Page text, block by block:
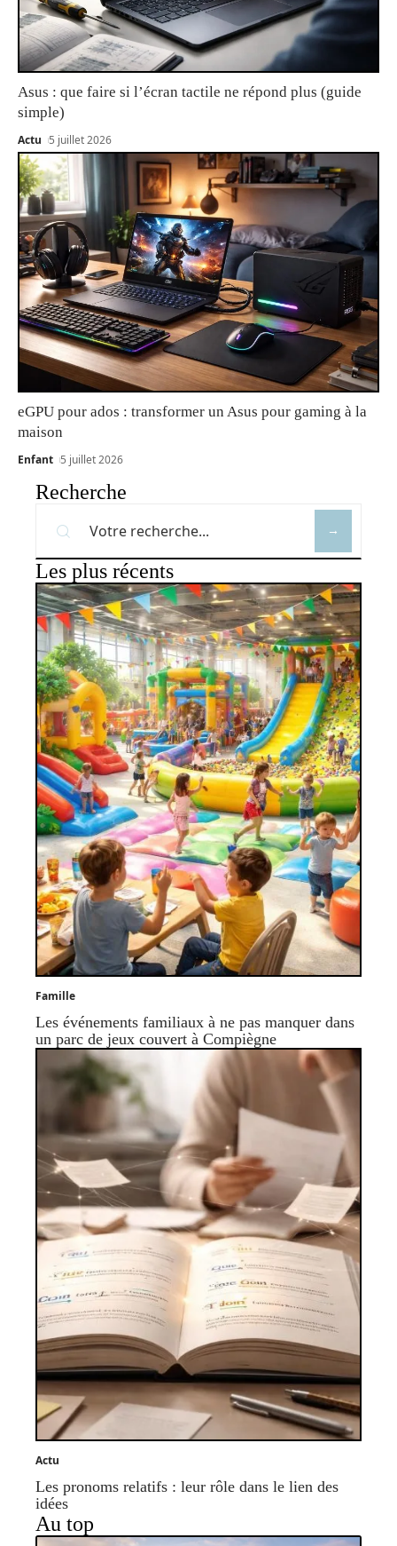
Asus : que faire si l’écran tactile ne répond plus (guide
simple)
Actu 5 juillet 2026
eGPU pour ados : transformer un Asus pour gaming à la
maison
Enfant 5 juillet 2026
Recherche
Les plus récents
Famille
Les événements familiaux à ne pas manquer dans
un parc de jeux couvert à Compiègne
Actu
Les pronoms relatifs : leur rôle dans le lien des
idées
Au top